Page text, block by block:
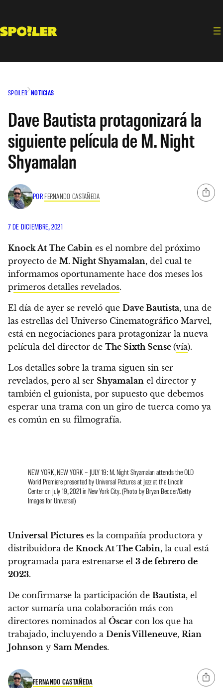
contenido
SPOILER NOTICIAS
Dave Bautista protagonizará la
siguiente película de M. Night
Shyamalan
POR FERNANDO CASTAÑEDA
7 DE DICIEMBRE, 2021
Knock At The Cabin es el nombre del próximo
proyecto de M. Night Shyamalan, del cual te
informamos oportunamente hace dos meses los
primeros detalles revelados.
El día de ayer se reveló que Dave Bautista, una de
las estrellas del Universo Cinematográfico Marvel,
está en negociaciones para protagonizar la nueva
película del director de The Sixth Sense (vía).
Los detalles sobre la trama siguen sin ser
revelados, pero al ser Shyamalan el director y
también el guionista, por supuesto que debemos
esperar una trama con un giro de tuerca como ya
es común en su filmografía.
NEW YORK, NEW YORK – JULY 19: M. Night Shyamalan attends the OLD
World Premiere presented by Universal Pictures at Jazz at the Lincoln
Center on July 19, 2021 in New York City. (Photo by Bryan Bedder/Getty
Images for Universal)
Universal Pictures es la compañía productora y
distribuidora de Knock At The Cabin, la cual está
programada para estrenarse el 3 de febrero de
2023.
De confirmarse la participación de Bautista, el
actor sumaría una colaboración más con
directores nominados al Óscar con los que ha
trabajado, incluyendo a Denis Villeneuve, Rian
Johnson y Sam Mendes.
FERNANDO CASTAÑEDA